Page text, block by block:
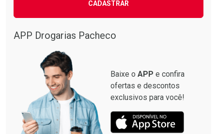
CADASTRAR
APP Drogarias Pacheco
Baixe o APP e confira
ofertas e descontos
exclusivos para você!